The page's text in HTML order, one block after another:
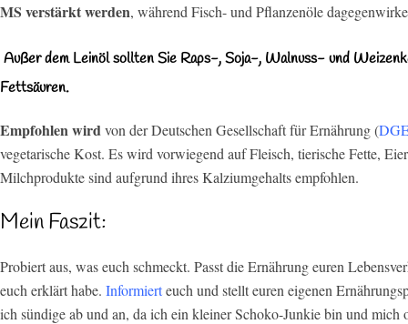
MS verstärkt werden, während Fisch- und Pflanzenöle
Außer dem Leinöl sollten Sie Raps-, Soja-, Walnuss- und
Fettsäuren.
Empfohlen wirdvon der Deutschen Gesellschaft für Ernährung (
vegetarische Kost. Es wird vorwiegend auf Fleisch, tierische Fette,
Milchprodukte sind aufgrund ihres Kalziumgehalts empfohlen.
Mein Faszit:
Probiert aus, was euch schmeckt. Passt die Ernährung euren
euch erklärt habe. Informierteuch und stellt euren eigenen
ich sündige ab und an, da ich ein kleiner Schoko-Junkie bin und mich